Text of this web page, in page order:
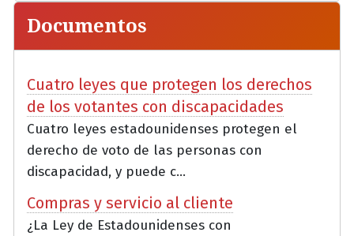
Documentos
Cuatro leyes que protegen los derechos
de los votantes con discapacidades
Cuatro leyes estadounidenses protegen el
derecho de voto de las personas con
discapacidad, y puede c...
Compras y servicio al cliente
¿La Ley de Estadounidenses con